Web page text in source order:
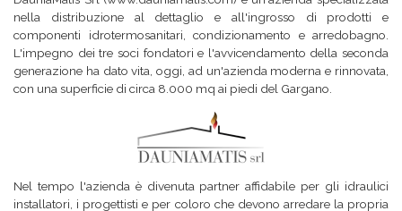
nella distribuzione al dettaglio e all'ingrosso di prodotti e
componenti idrotermosanitari, condizionamento e arredobagno.
L'impegno dei tre soci fondatori e l'avvicendamento della seconda
generazione ha dato vita, oggi, ad un'azienda moderna e rinnovata,
con una superficie di circa 8.000 mq ai piedi del Gargano.
Nel tempo l'azienda è divenuta partner affidabile per gli idraulici
installatori, i progettisti e per coloro che devono arredare la propria